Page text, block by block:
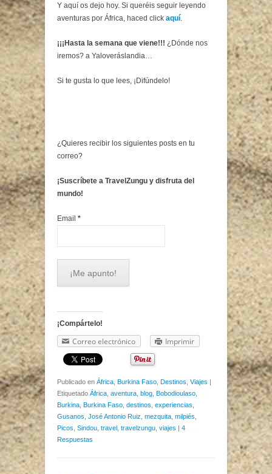
Y aquí os dejo hoy. Si queréis seguir leyendo
aventuras por África, haced click aquí
¡¡¡Hasta la semana que viene!!! ¿Dónde nos
iremos? a Yaloveráslandia…
Si te gusta lo que lees, ¡Difúndelo!
¿Quieres recibir los siguientes posts en tu
correo?
¡Suscríbete a TravelZungu y disfruta del
mundo!
Email *
¡Compártelo!
Correo electrónico Imprimir
Publicado en África Burkina Faso Destinos Viajes |
Etiquetado África aventura blog Bobodioulaso
Burkina Burkina Faso destinos experiencias
Gusanos José Antonio Ruiz mezquita milpiés
Picos Sindou travel travelzungu viajes | 4
Respuestas